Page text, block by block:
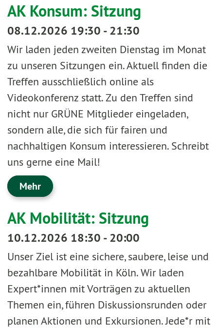
AK Konsum: Sitzung
08.12.2026 19:30 - 21:30
Wir laden jeden zweiten Dienstag im Monat
zu unseren Sitzungen ein. Aktuell finden die
Treffen ausschließlich online als
Videokonferenz statt. Zu den Treffen sind
nicht nur GRÜNE Mitglieder eingeladen,
sondern alle, die sich für fairen und
nachhaltigen Konsum interessieren. Schreibt
uns gerne eine Mail!
Mehr
AK Mobilität: Sitzung
10.12.2026 18:30 - 20:00
Unser Ziel ist eine sichere, saubere, leise und
bezahlbare Mobilität in Köln. Wir laden
Expert*innen mit Vorträgen zu aktuellen
Themen ein, führen Diskussionsrunden oder
planen Aktionen und Exkursionen. Jede*r mit